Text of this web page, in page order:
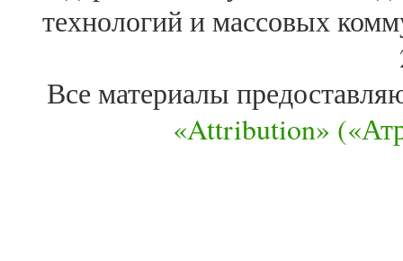
технологий и массовых
Все материалы
«Attribution»